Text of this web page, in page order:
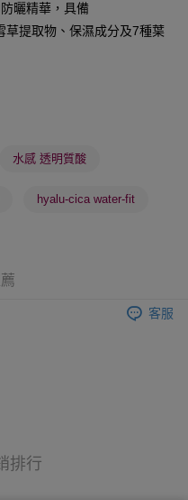
達
天送達
運費
送達
曬精華，具備
草提取物、保濕成分及7種葉
水感 透明質酸
hyalu-cica water-fit
客服
排行